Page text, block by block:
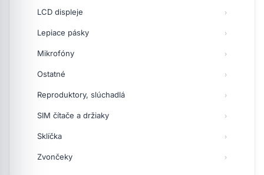
LCD displeje
Lepiace pásky
Mikrofóny
Ostatné
Reproduktory, slúchadlá
SIM čítače a držiaky
Sklíčka
Zvončeky